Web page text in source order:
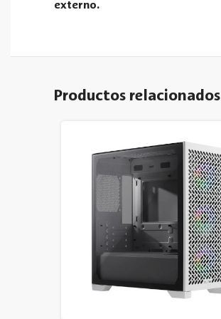
externo.
Productos relacionados